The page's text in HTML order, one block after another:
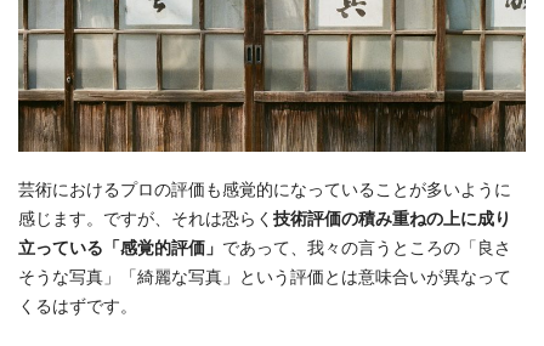
芸術におけるプロの評価も感覚的になっていることが多いように
感じます。ですが、それは恐らく 技術評価の積み重ねの上に成り
立っている「感覚的評価」 であって、我々の言うところの「良さ
そうな写真」「綺麗な写真」という評価とは意味合いが異なって
くるはずです。